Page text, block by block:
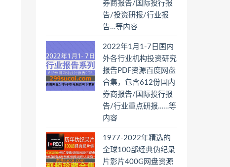
券商报告/国际投行报
告/投资研报/行业报
告…等内容
2022年1月1-7日国内
外各行业机构投资研究
报告PDF资源百度网盘
合集，包含612份国内
券商报告/国际投行报
告/行业重点研报……等
内容
1977-2022年精选的
全球100部经典伪纪录
片影片400G网盘资源